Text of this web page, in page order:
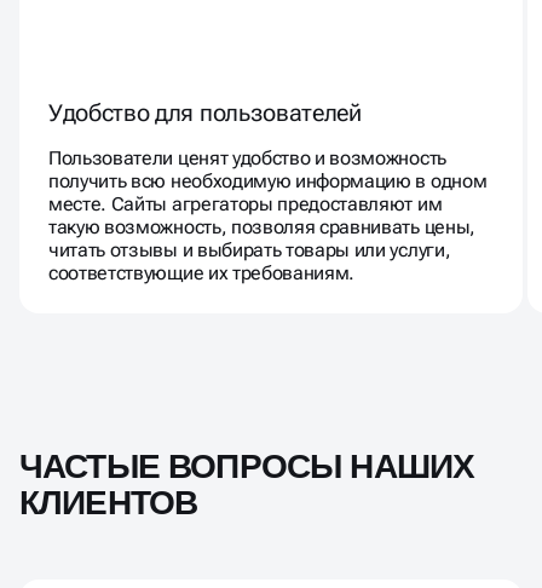
Удобство для пользователей
Пользователи ценят удобство и возможность
получить всю необходимую информацию в одном
месте. Сайты агрегаторы предоставляют им
такую возможность, позволяя сравнивать цены,
читать отзывы и выбирать товары или услуги,
соответствующие их требованиям.
ЧАСТЫЕ ВОПРОСЫ НАШИХ
КЛИЕНТОВ